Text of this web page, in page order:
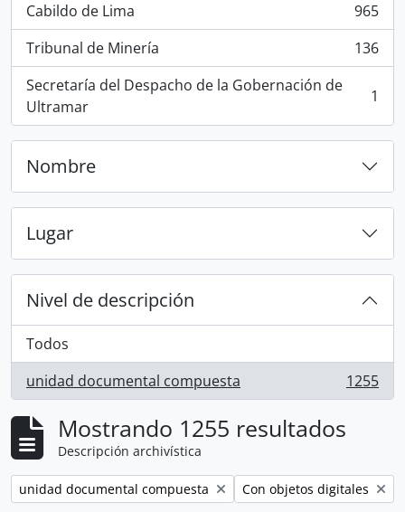
Cabildo de Lima
, 965 resultados
965
Tribunal de Minería
, 136 resultados
136
Secretaría del Despacho de la Gobernación de
Ultramar
, 1 resultados 1
Nombre
Lugar
Nivel de descripción
Todos
unidad documental compuesta
, 1255 resultados 1255
Mostrando 1255 resultados
Descripción archivística
Remove filter:
unidad documental compuesta Remove filter:
Con objetos digitales